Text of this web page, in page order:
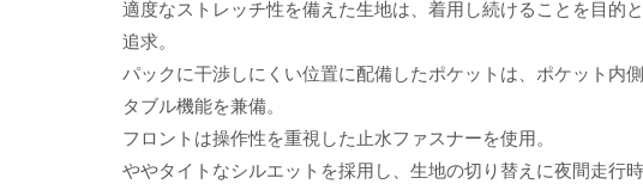
適度なストレッチ性を備えた生地は、着用し続けることを目的
追求。
パックに干渉しにくい位置に配備したポケットは、ポケット内
タブル機能を兼備。
フロントは操作性を重視した止水ファスナーを使用。
ややタイトなシルエットを採用し、生地の切り替えに夜間走行